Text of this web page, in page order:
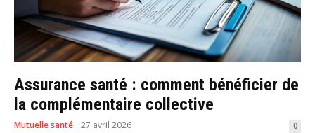
Assurance santé : comment bénéficier de
la complémentaire collective
Mutuelle santé 27 avril 2026 0